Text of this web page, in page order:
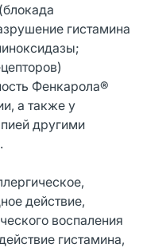
гистамина
Фенкарола®
а также у
другими
действие,
воспаления
гистамина,